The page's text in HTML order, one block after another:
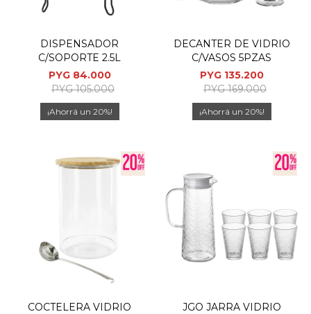
DISPENSADOR
C/SOPORTE 2.5L
PYG 84.000
PYG 105.000
20
DECANTER DE VIDRIO
C/VASOS 5PZAS
PYG 135.200
PYG 169.000
20
COCTELERA VIDRIO
JGO JARRA VIDRIO